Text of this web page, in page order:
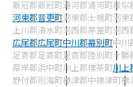
新冠郡新冠町浦河郡浦河町様似
河東郡音更町河東郡士幌町河東
上川郡清水町河西郡芽室町河西
広尾郡広尾町中川郡幕別町中川
足寄郡足寄町足寄郡陸別町十勝
厚岸郡浜中町川上郡標茶町川上
野付郡別海町標津郡中標津町標